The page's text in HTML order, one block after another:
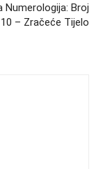
Numerologija: Broj
10 – Zračeće Tijelo